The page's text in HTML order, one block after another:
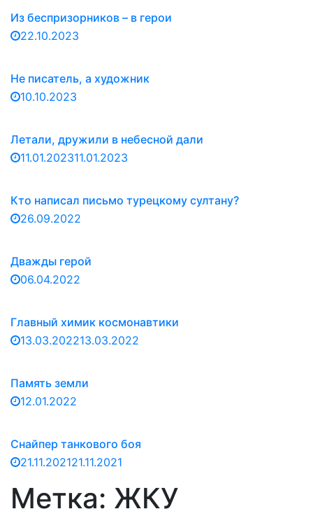
Из беспризорников – в герои
22.10.2023
Не писатель, а художник
10.10.2023
Летали, дружили в небесной дали
11.01.202311.01.2023
Кто написал письмо турецкому султану?
26.09.2022
Дважды герой
06.04.2022
Главный химик космонавтики
13.03.202213.03.2022
Память земли
12.01.2022
Снайпер танкового боя
21.11.202121.11.2021
Метка: ЖКУ